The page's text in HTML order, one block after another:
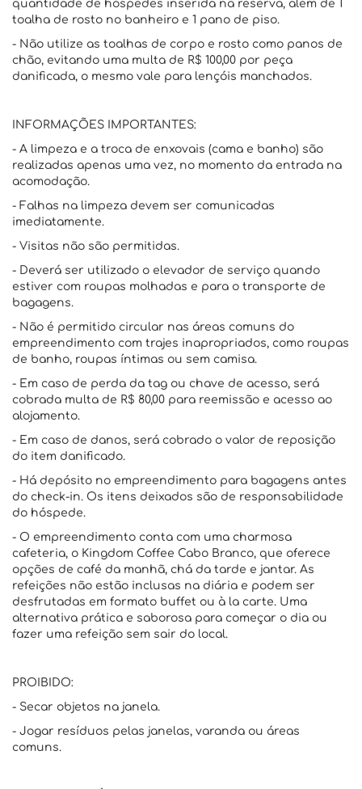
quantidade de hóspedes inserida na reserva, além de 1
toalha de rosto no banheiro e 1 pano de piso.
- Não utilize as toalhas de corpo e rosto como panos de
chão, evitando uma multa de R$ 100,00 por peça
danificada, o mesmo vale para lençóis manchados.
INFORMAÇÕES IMPORTANTES:
- A limpeza e a troca de enxovais (cama e banho) são
realizadas apenas uma vez, no momento da entrada na
acomodação.
- Falhas na limpeza devem ser comunicadas
imediatamente.
- Visitas não são permitidas.
- Deverá ser utilizado o elevador de serviço quando
estiver com roupas molhadas e para o transporte de
bagagens.
- Não é permitido circular nas áreas comuns do
empreendimento com trajes inapropriados, como roupas
de banho, roupas íntimas ou sem camisa.
- Em caso de perda da tag ou chave de acesso, será
cobrada multa de R$ 80,00 para reemissão e acesso ao
alojamento.
- Em caso de danos, será cobrado o valor de reposição
do item danificado.
- Há depósito no empreendimento para bagagens antes
do check-in. Os itens deixados são de responsabilidade
do hóspede.
- O empreendimento conta com uma charmosa
cafeteria, o Kingdom Coffee Cabo Branco, que oferece
opções de café da manhã, chá da tarde e jantar. As
refeições não estão inclusas na diária e podem ser
desfrutadas em formato buffet ou à la carte. Uma
alternativa prática e saborosa para começar o dia ou
fazer uma refeição sem sair do local.
PROIBIDO:
- Secar objetos na janela.
- Jogar resíduos pelas janelas, varanda ou áreas
comuns.